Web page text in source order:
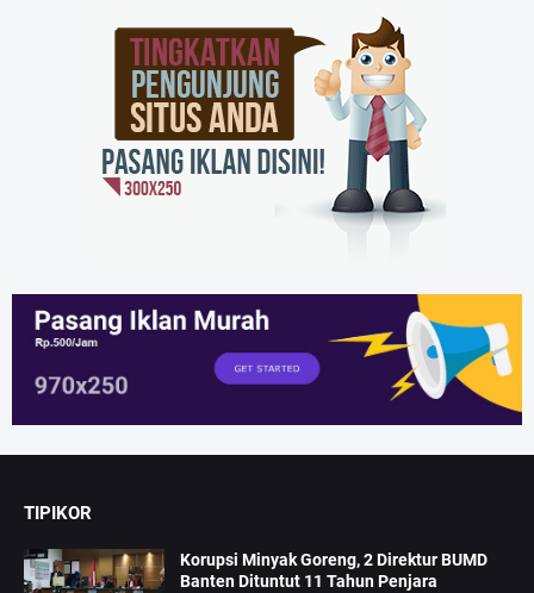
TIPIKOR
Korupsi Minyak Goreng, 2 Direktur BUMD
Banten Dituntut 11 Tahun Penjara